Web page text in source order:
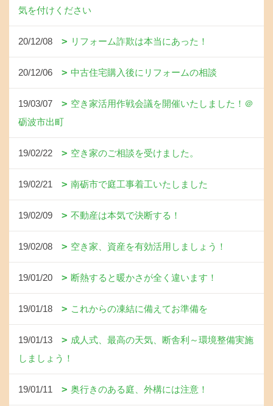
気を付けください
20/12/08 リフォーム詐欺は本当にあった！
20/12/06 中古住宅購入後にリフォームの相談
19/03/07
空き家活用作戦会議を開催いたしました！＠
砺波市出町
19/02/22 空き家のご相談を受けました。
19/02/21 南砺市で庭工事着工いたしました
19/02/09 不動産は本気で決断する！
19/02/08 空き家、資産を有効活用しましょう！
19/01/20 断熱すると暖かさが全く違います！
19/01/18 これからの凍結に備えてお準備を
19/01/13
成人式、最高の天気、断舎利～環境整備実施
しましょう！
19/01/11 奥行きのある庭、外構には注意！